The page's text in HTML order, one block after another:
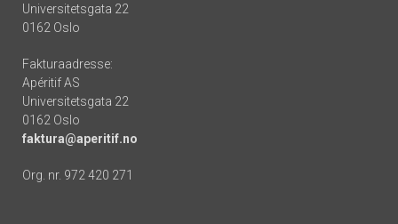
Universitetsgata 22
0162 Oslo
Fakturaadresse:
Apéritif AS
Universitetsgata 22
0162 Oslo
faktura@aperitif.no
Org. nr. 972 420 271